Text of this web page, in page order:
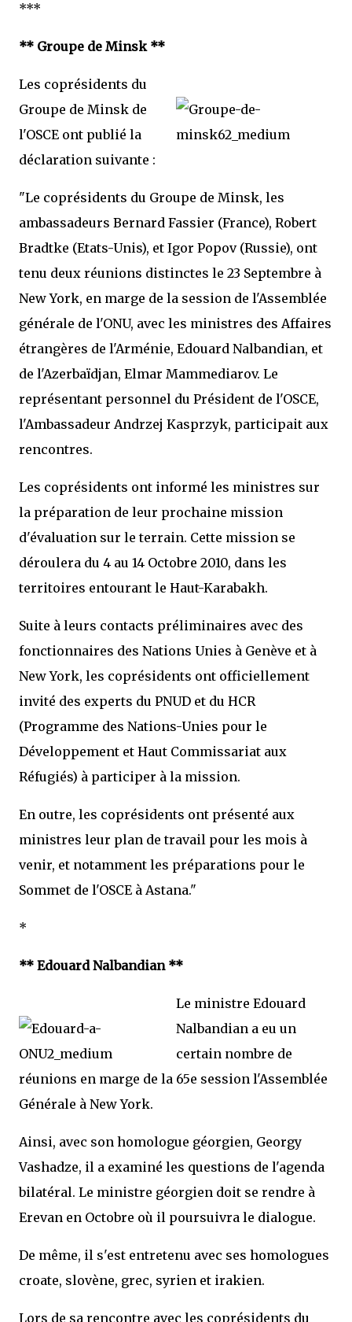
***
** Groupe de Minsk **
Les coprésidents du
Groupe de Minsk de
l'OSCE ont publié la
déclaration suivante :
"Le coprésidents du Groupe de Minsk, les
ambassadeurs Bernard Fassier (France), Robert
Bradtke (Etats-Unis), et Igor Popov (Russie), ont
tenu deux réunions distinctes le 23 Septembre à
New York, en marge de la session de l'Assemblée
générale de l'ONU, avec les ministres des Affaires
étrangères de l'Arménie, Edouard Nalbandian, et
de l'Azerbaïdjan, Elmar Mammediarov. Le
représentant personnel du Président de l'OSCE,
l'Ambassadeur Andrzej Kasprzyk, participait aux
rencontres.
Les coprésidents ont informé les ministres sur
la préparation de leur prochaine mission
d'évaluation sur le terrain. Cette mission se
déroulera du 4 au 14 Octobre 2010, dans les
territoires entourant le Haut-Karabakh.
Suite à leurs contacts préliminaires avec des
fonctionnaires des Nations Unies à Genève et à
New York, les coprésidents ont officiellement
invité des experts du PNUD et du HCR
(Programme des Nations-Unies pour le
Développement et Haut Commissariat aux
Réfugiés) à participer à la mission.
En outre, les coprésidents ont présenté aux
ministres leur plan de travail pour les mois à
venir, et notamment les préparations pour le
Sommet de l'OSCE à Astana."
*
** Edouard Nalbandian **
Le ministre Edouard
Nalbandian a eu un
certain nombre de
réunions en marge de la 65e session l'Assemblée
Générale à New York.
Ainsi, avec son homologue géorgien, Georgy
Vashadze, il a examiné les questions de l'agenda
bilatéral. Le ministre géorgien doit se rendre à
Erevan en Octobre où il poursuivra le dialogue.
De même, il s'est entretenu avec ses homologues
croate, slovène, grec, syrien et irakien.
Lors de sa rencontre avec les coprésidents du